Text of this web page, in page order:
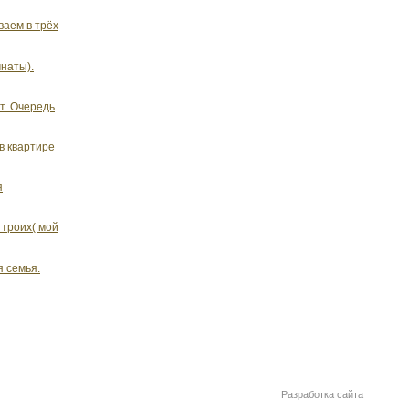
в трёх
Очередь
квартире
мой
семья.
Разработка сайта